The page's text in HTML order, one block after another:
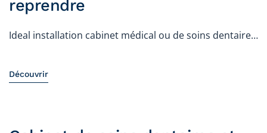
reprendre
Ideal installation cabinet médical ou de soins dentaire…
Découvrir